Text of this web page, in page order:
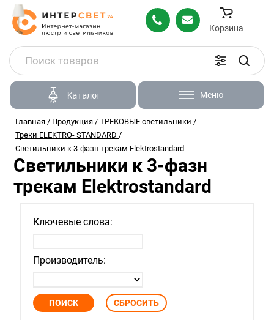
Корзина
Каталог Меню
Главная / Продукция / ТРЕКОВЫЕ светильники /
Треки ELEKTRO- STANDARD /
Светильники к 3-фазн трекам Elektrostandard
Светильники к 3-фазн
трекам Elektrostandard
Ключевые слова:
Производитель: